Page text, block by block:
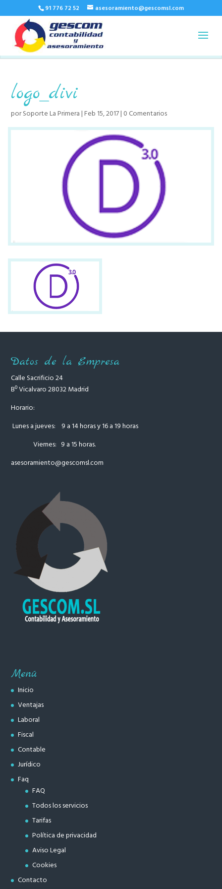
91 776 72 52 asesoramiento@gescomsl.com
logo_divi
porSoporte La Primera |Feb 15, 2017| 0 Comentarios
Datos de la Empresa
Calle Sacrificio 24
Bº Vicalvaro 28032 Madrid
Horario:
Lunes a jueves: 9 a 14 horas y 16 a 19 horas
Viernes: 9 a 15 horas.
asesoramiento@gescomsl.com
Menú
Inicio
Ventajas
Laboral
Fiscal
Contable
Jurídico
Faq
FAQ
Todos los servicios
Tarifas
Política de privacidad
Aviso Legal
Cookies
Contacto